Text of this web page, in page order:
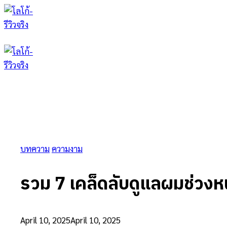
Skip
to
บทความความงาม
รวม 7 เคล็ดลับดูแลผมช่วง
April 10, 2025April 10, 2025